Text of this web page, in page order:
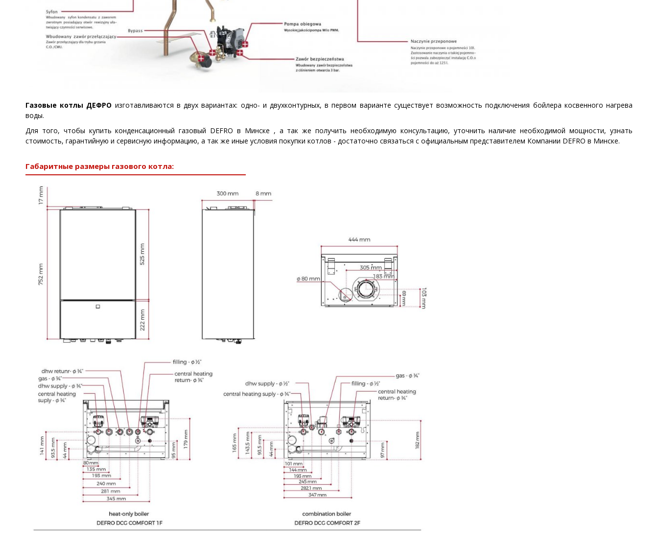
Газовые котлы ДЕФРО изготавливаются в двух вариантах: одно- и двухконтурных, в первом варианте существует возможность подключения бойлера косвенного нагрева
воды.
Для того, чтобы купить конденсационный газовый DEFRO в Минске , а так же получить необходимую консультацию, уточнить наличие необходимой мощности, узнать
стоимость, гарантийную и сервисную информацию, а так же иные условия покупки котлов - достаточно связаться с официальным представителем Компании DEFRO в Минске.
Габаритные размеры газового котла: